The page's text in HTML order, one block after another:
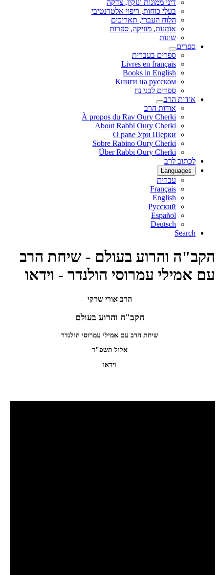
דיני ממונות ונזקין, צדקה
בעלי כוחות, ריפוי אלטרנטיבי
הלוח העברי, תאריכים
אומנות, מוזיקה, ספרות
שונות
ספרים
ספרים בעברית
Livres en français
Books in English
Книги на русском
ספרים לבני נח
אודות הרב
אודות הרב
À propos du Rav Oury Cherki
About Rabbi Oury Cherki
О раве Ури Шерки
Sobre Rabino Oury Cherki
Über Rabbi Oury Cherki
לכתוב לרב
Languages
עברית
Français
English
Русский
Español
Deutsch
Search
הקב"ה והרוע בעולם - שיחת הרב
עם אמילי עמרוסי הולנדר - וידאו
הרב אורי שרקי
הקב"ה והרוע בעולם
שיחת הרב עם אמילי עמרוסי הולנדר
אלול תשפ"ד
וידאו